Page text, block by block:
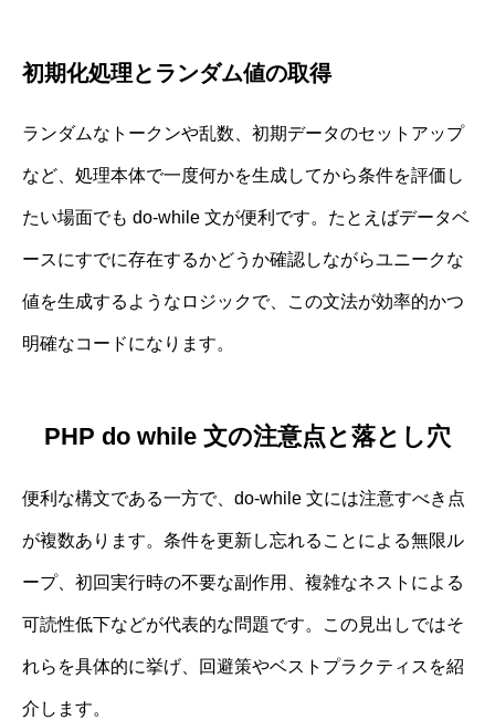
初期化処理とランダム値の取得
ランダムなトークンや乱数、初期データのセットアップ
など、処理本体で一度何かを生成してから条件を評価し
たい場面でも do-while 文が便利です。たとえばデータベ
ースにすでに存在するかどうか確認しながらユニークな
値を生成するようなロジックで、この文法が効率的かつ
明確なコードになります。
PHP do while 文の注意点と落とし穴
便利な構文である一方で、do-while 文には注意すべき点
が複数あります。条件を更新し忘れることによる無限ル
ープ、初回実行時の不要な副作用、複雑なネストによる
可読性低下などが代表的な問題です。この見出しではそ
れらを具体的に挙げ、回避策やベストプラクティスを紹
介します。